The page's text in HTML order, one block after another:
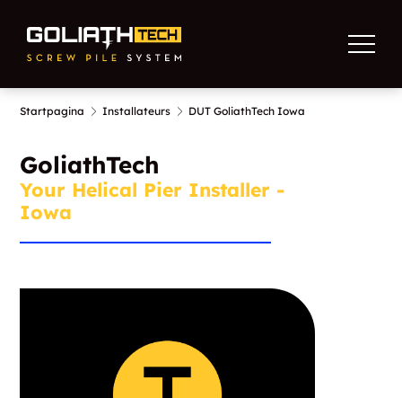
Startpagina Installateurs DUT GoliathTech Iowa
GoliathTech
Your Helical Pier Installer -
Iowa